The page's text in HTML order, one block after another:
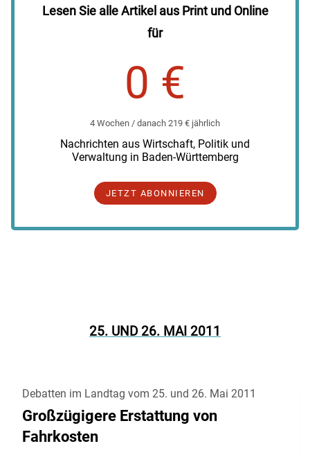
Lesen Sie alle Artikel aus Print und Online
für
0 €
4 Wochen / danach 219 € jährlich
Nachrichten aus Wirtschaft, Politik und
Verwaltung in Baden-Württemberg
JETZT ABONNIEREN
25. UND 26. MAI 2011
Debatten im Landtag vom 25. und 26. Mai 2011
Großzügigere Erstattung von
Fahrkosten